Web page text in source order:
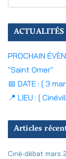
ACTUALITÉS
PROCHAIN
"Saint Omer"
📅 DATE : [ 3
📍 LIEU : [
Articles
Ciné-débat mars